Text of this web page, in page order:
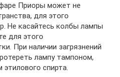
Приоры может не
для этого
Не касайтесь колбы лампы
для этого
При наличии загрязнений
лампу тампоном,
спирта.